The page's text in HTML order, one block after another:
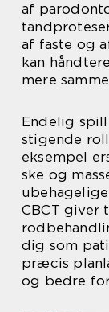
af
af faste og
kan
mere
Endelig
stigende
eksempel
ske og
CBCT giver
dig som
præcis
og bedre